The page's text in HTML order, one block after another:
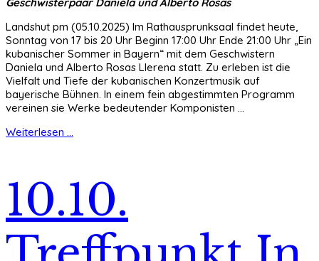
Landshut pm (05.10.2025) Im Rathausprunksaal findet heute,
Sonntag von 17 bis 20 Uhr Beginn 17:00 Uhr Ende 21:00 Uhr „Ein
kubanischer Sommer in Bayern“ mit dem Geschwistern
Daniela und Alberto Rosas Llerena statt. Zu erleben ist die
Vielfalt und Tiefe der kubanischen Konzertmusik auf
bayerische Bühnen. In einem fein abgestimmten Programm
vereinen sie Werke bedeutender Komponisten ...
Weiterlesen ...
10.10.